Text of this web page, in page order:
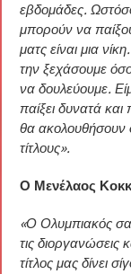
εβδομάδες.
μπορούν να
ματς είναι μια
την ξεχάσουμε
να δουλεύουμε.
παίξει δυνατά
θα ακολουθήσουν
τίτλους».
Ο Μενέλαος
«Ο Ολυμπιακός
τις διοργανώσεις
τίτλος μας δίνει